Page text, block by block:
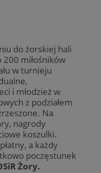
do żorskiej hali
miłośników
w turnieju
i młodzież w
z podziałem
Na
nagrody
koszulki.
a każdy
poczęstunek
Żory.